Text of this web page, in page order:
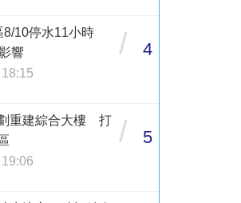
8/10停水11小時
響
/ 4
重建綜合大樓 打 / 5